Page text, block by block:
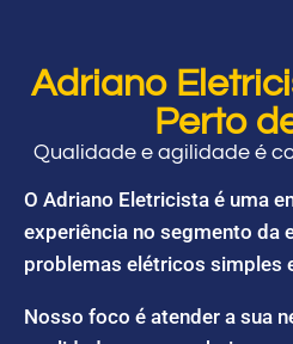
Adriano
Perto
Qualidade e agilidade é
O Adriano Eletricista é uma
experiência no segmento da
problemas elétricos simples
Nosso foco é atender a sua